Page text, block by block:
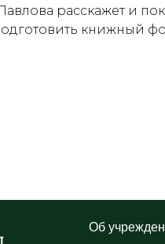
расскажет и
книжный
Об